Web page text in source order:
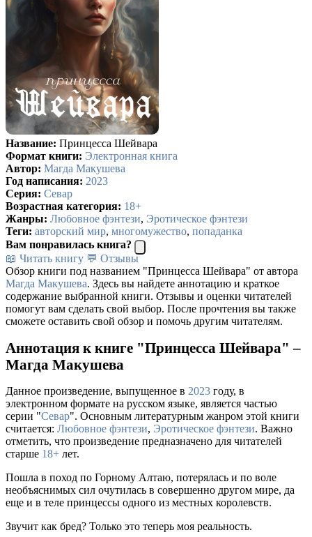
Название: Принцесса Шейвара
Формат книги: Электронная книга
Автор: Магда Макушева
Год написания: 2023
Серия: Севар
Возрастная категория: 18+
Жанры: Любовное фэнтези, Эротическое фэнтези
Теги: авторский мир, многомужество, попаданка
Вам понравилась книга?
📖 Читать книгу 💬 Отзывы
Обзор книги под названием "Принцесса Шейвара" от автора
Магда Макушева. Здесь вы найдете аннотацию и краткое
содержание выбранной книги. Отзывы и оценки читателей
помогут вам сделать свой выбор. После прочтения вы также
сможете оставить свой обзор и помочь другим читателям.
Аннотация к книге "Принцесса Шейвара" –
Магда Макушева
Данное произведение, выпущенное в 2023 году, в
электронном формате на русском языке, является частью
серии "Севар". Основным литературным жанром этой книги
считается: Любовное фэнтези, Эротическое фэнтези. Важно
отметить, что произведение предназначено для читателей
старше 18+ лет.
Пошла в поход по Горному Алтаю, потерялась и по воле
необъяснимых сил очутилась в совершенно другом мире, да
еще и в теле принцессы одного из местных королевств.
Звучит как бред? Только это теперь моя реальность.